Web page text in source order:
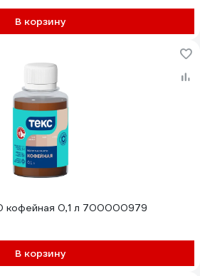
В корзину
кофейная 0,1 л 700000979
В корзину